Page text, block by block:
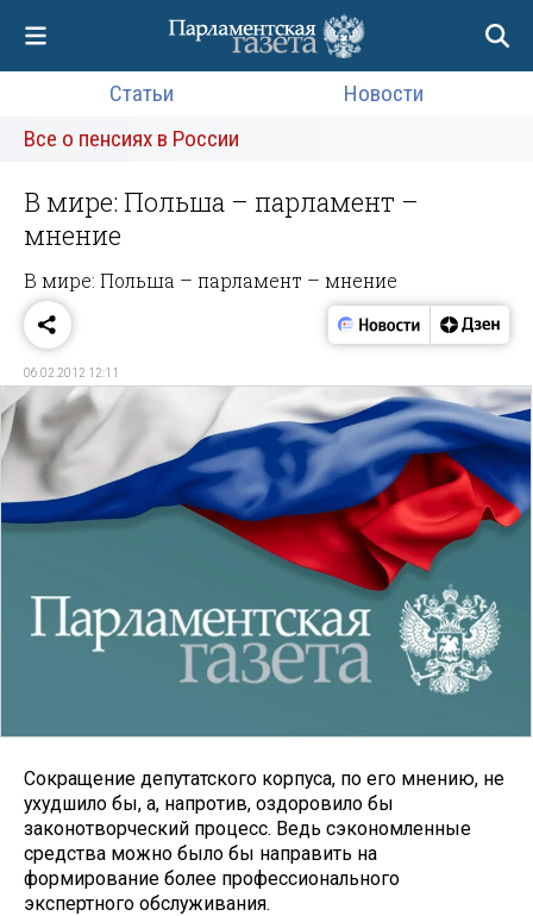
Статьи
Новости
Все о пенсиях в России
В мире: Польша – парламент –
мнение
В мире: Польша – парламент – мнение
06.02.2012 12:11
Сокращение депутатского корпуса, по его мнению, не
ухудшило бы, а, напротив, оздоровило бы
законотворческий процесс. Ведь сэкономленные
средства можно было бы направить на
формирование более профессионального
экспертного обслуживания.